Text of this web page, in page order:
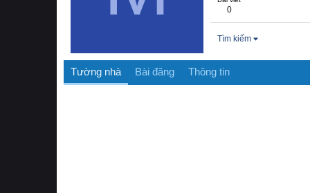
0
Tìm kiếm
Tường nhà Bài đăng Thông tin